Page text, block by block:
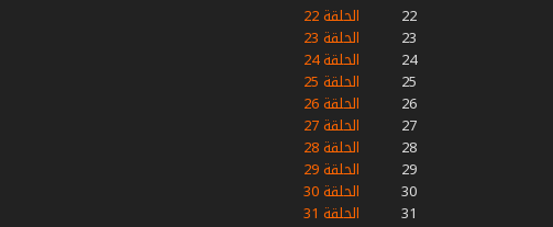
22
الحلقة 22
23
الحلقة 23
24
الحلقة 24
25
الحلقة 25
26
الحلقة 26
27
الحلقة 27
28
الحلقة 28
29
الحلقة 29
30
الحلقة 30
31
الحلقة 31